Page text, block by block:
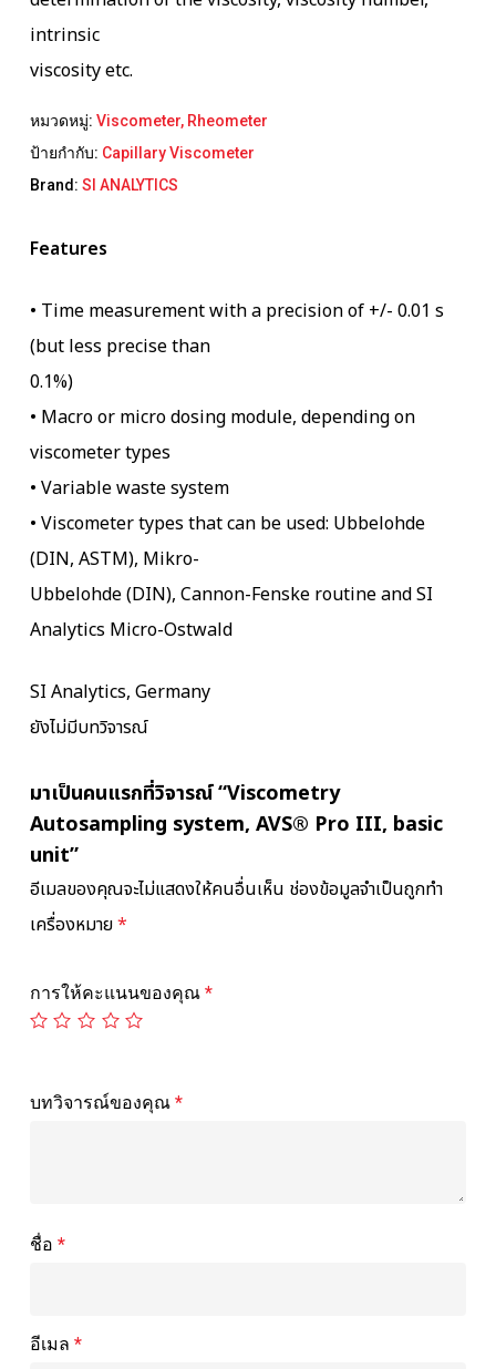
intrinsic
viscosity etc.
หมวดหมู่: Viscometer, Rheometer
ป้ายกำกับ: Capillary Viscometer
Brand: SI ANALYTICS
Features
• Time measurement with a precision of +/- 0.01 s
(but less precise than
0.1%)
• Macro or micro dosing module, depending on
viscometer types
• Variable waste system
• Viscometer types that can be used: Ubbelohde
(DIN, ASTM), Mikro-
Ubbelohde (DIN), Cannon-Fenske routine and SI
Analytics Micro-Ostwald
SI Analytics, Germany
ยังไม่มีบทวิจารณ์
มาเป็นคนแรกที่วิจารณ์ “Viscometry
Autosampling system, AVS® Pro III, basic
unit”
อีเมลของคุณจะไม่แสดงให้คนอื่นเห็น ช่องข้อมูลจำเป็นถูกทำ
เครื่องหมาย*
การให้คะแนนของคุณ *
บทวิจารณ์ของคุณ *
ชื่อ *
อีเมล *